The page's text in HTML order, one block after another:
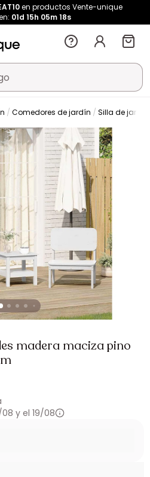
en productos Vente-unique
01d 15h 05m18s
Comedores de jardín Silla de jardín
madera maciza pino
y el 19/08